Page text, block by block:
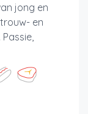
jong en
en